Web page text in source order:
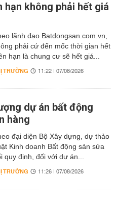
hạn không phải hết giá
lãnh đạo Batdongsan.com.vn,
phải cứ đến mốc thời gian hết
hạn là chung cư sẽ hết giá...
TRƯỜNG 11:22 | 07/08/2026
dự án bất động
hàng
đại diện Bộ Xây dựng, dự thảo
Kinh doanh Bất động sản sửa
quy định, đối với dự án...
TRƯỜNG 11:26 | 07/08/2026